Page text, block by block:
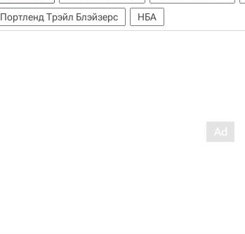
Портленд Трэйл Блэйзерс
НБА